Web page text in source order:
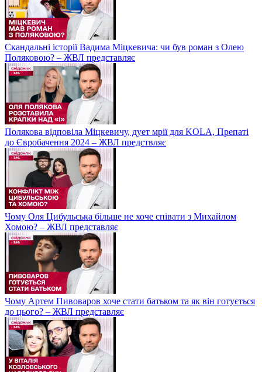
Скандальні історії Вадима Міцкевича: чи був роман з Олею
Поляковою? – ЖВЛ представляє
Полякова відповіла Міцкевичу, дует мрії для KOLA, Препаті
до Євробачення 2024 – ЖВЛ предствляє
Чому Оля Цибульська більше не хоче співати з Михайлом
Хомою? – ЖВЛ представляє
Чому Артем Пивоваров хоче стати батьком та як він готується
до цього? – ЖВЛ представляє